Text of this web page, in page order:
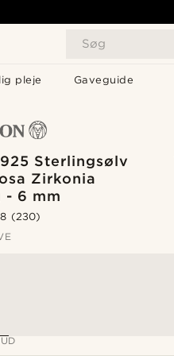
Søg
pleje Gaveguide
Sterlingsølv
Zirkonia
6 mm
(230)